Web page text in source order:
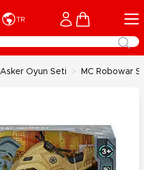
TR Cart
Asker Oyun Seti > MC Robowar